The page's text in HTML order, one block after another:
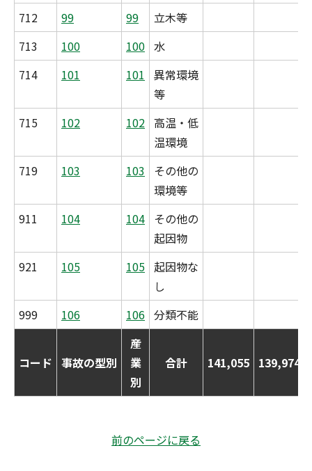
712 99 99 立木等
713
100 100 水
714
101 101
異常環境
等
715 102 102 高温・低
温環境
719 103 103
その他の
環境等
911 104 104 その他の
起因物
921 105 105 起因物な
し
999 106 106 分類不能
コード 事故の型別
産
業
別
合計 141,055 139,974
前のページに戻る